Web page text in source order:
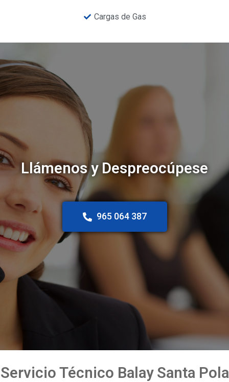
Cargas de Gas
Llámenos y Despreocúpese
965 064 387
Servicio Técnico Balay Santa Pola